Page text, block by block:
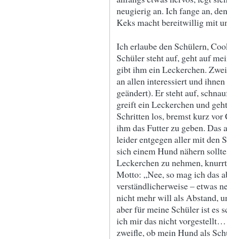
neugierig an. Ich fange an,
Keks macht bereitwillig mit
Ich erlaube den Schülern,
Schüler steht auf, geht auf
gibt ihm ein Leckerchen.
an allen interessiert und
geändert). Er steht auf,
greift ein Leckerchen und
Schritten los, bremst kurz vor
ihm das Futter zu geben. Das
leider entgegen aller mit den
sich einem Hund nähern
Leckerchen zu nehmen,
Motto: „Nee, so mag ich das
verständlicherweise – etwas
nicht mehr will als Abstand,
aber für meine Schüler ist es
ich mir das nicht vorgestellt…
zweifle, ob mein Hund als